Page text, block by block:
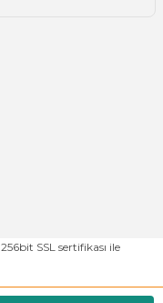
SSL sertifikası ile